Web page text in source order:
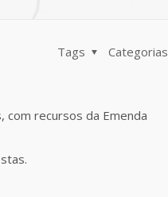
Categorias
Tags
com recursos da Emenda